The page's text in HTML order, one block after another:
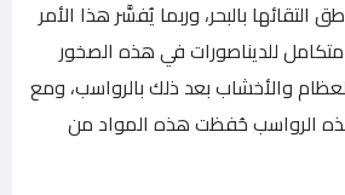
بالبحر، وربما يُفسَّر هذا الأمر
للديناصورات في هذه الصخور
والأخشاب بعد ذلك بالرواسب، ومع
الرواسب حُفظت هذه المواد من